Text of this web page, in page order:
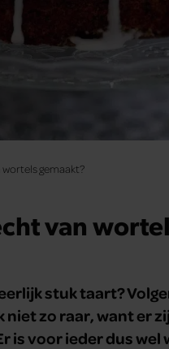
gemaakt?
van
stuk taart?
niet zo raar, want er
voor ieder dus wel